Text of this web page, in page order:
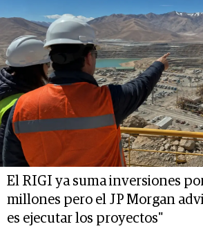
El RIGI ya suma inversiones
millones pero el JP Morgan
es ejecutar los proyectos"